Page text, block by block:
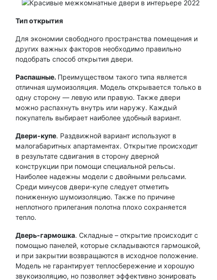
Тип открытия
Для экономии свободного пространства помещения и
других важных факторов необходимо правильно
подобрать способ открытия двери.
Распашные. Преимуществом такого типа является
отличная шумоизоляция. Модель открывается только в
одну сторону — левую или правую. Также двери
можно распахнуть внутрь или наружу. Каждый
покупатель выбирает наиболее удобный вариант.
Двери-купе. Раздвижной вариант используют в
малогабаритных апартаментах. Открытие происходит
в результате сдвигания в сторону дверной
конструкции при помощи специальной рельсы.
Наиболее надежны модели с двойными рельсами.
Среди минусов двери-купе следует отметить
пониженную шумоизоляцию. Также по причине
неплотного прилегания полотна плохо сохраняется
тепло.
Дверь-гармошка. Складные – открытие происходит с
помощью панелей, которые складываются гармошкой,
и при закрытии возвращаются в исходное положение.
Модель не гарантирует теплосбережение и хорошую
звукоизоляцию, но позволяет эффективно зонировать